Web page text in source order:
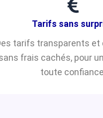
Tarifs sans
tarifs transparents
frais cachés, pour
toute